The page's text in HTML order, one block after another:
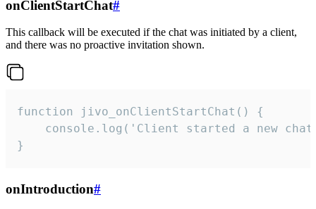
onClientStartChat#
This callback will be executed if the chat was initiated by a client,
and there was no proactive invitation shown.
function jivo_onClientStartChat() {
console.log('Client started a new
}
onIntroduction#